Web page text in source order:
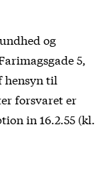
og
5,
hensyn til
forsvaret er
in 16.2.55 (kl.